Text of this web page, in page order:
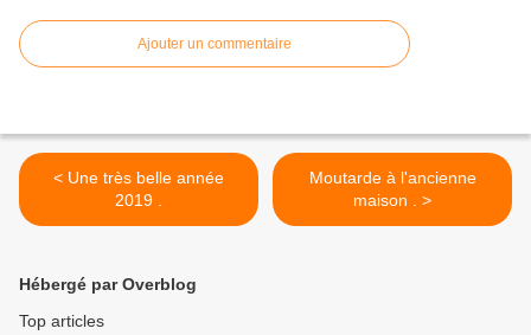
Ajouter un commentaire
< Une très belle année
2019 .
Moutarde à l'ancienne
maison . >
Hébergé par Overblog
Top articles